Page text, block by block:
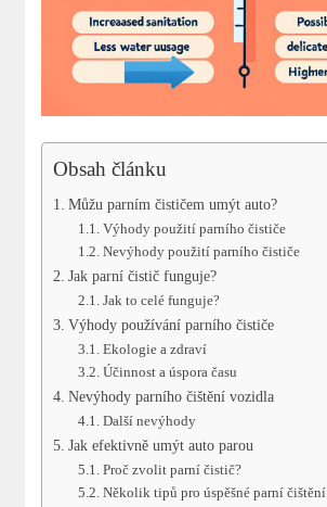
Obsah článku
Můžu parním čističem umýt auto?
Výhody použití parního čističe
Nevýhody použití parního čističe
Jak parní čistič funguje?
Jak to celé funguje?
Výhody používání parního čističe
Ekologie a zdraví
Účinnost a úspora času
Nevýhody parního čištění vozidla
Další nevýhody
Jak efektivně umýt auto parou
Proč zvolit parní čistič?
Několik tipů pro úspěšné parní čištění